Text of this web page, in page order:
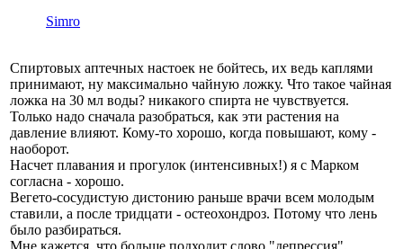
Simro
Спиртовых аптечных настоек не бойтесь, их ведь каплями
принимают, ну максимально чайную ложку. Что такое чайная
ложка на 30 мл воды? никакого спирта не чувствуется.
Только надо сначала разобраться, как эти растения на
давление влияют. Кому-то хорошо, когда повышают, кому -
наоборот.
Насчет плавания и прогулок (интенсивных!) я с Марком
согласна - хорошо.
Вегето-сосудистую дистонию раньше врачи всем молодым
ставили, а после тридцати - остеохондроз. Потому что лень
было разбираться.
Мне кажется, что больше подходит слово "депрессия".